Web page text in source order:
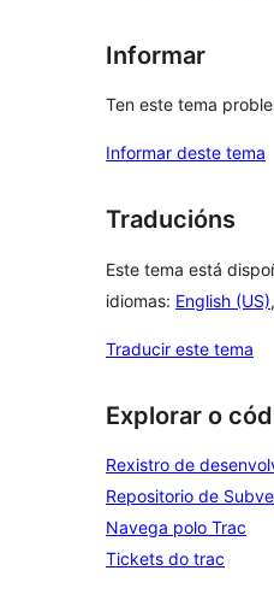
Informar
Ten este tema
Informar deste tema
Traducións
Este tema está
idiomas: English (US),
Traducir este tema
Explorar o
Rexistro de
Repositorio de
Navega polo Trac
Tickets do trac